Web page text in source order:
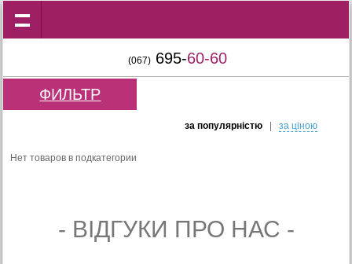
(067) 695-60-60
ФИЛЬТР
за популярнiстю| за цiною
Нет товаров в подкатегории
- ВIДГУКИ ПРО НАС -